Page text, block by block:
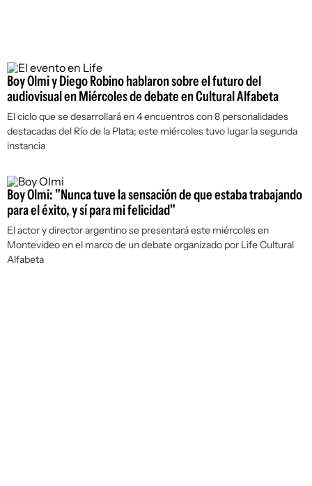
Boy Olmi y Diego Robino hablaron sobre el futuro del
audiovisual en Miércoles de debate en Cultural Alfabeta
El ciclo que se desarrollará en 4 encuentros con 8 personalidades
destacadas del Río de la Plata; este miércoles tuvo lugar la segunda
instancia
Boy Olmi: "Nunca tuve la sensación de que estaba trabajando
para el éxito, y sí para mi felicidad"
El actor y director argentino se presentará este miércoles en
Montevideo en el marco de un debate organizado por Life Cultural
Alfabeta